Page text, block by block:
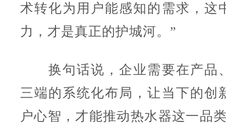
术转化为用户能感知的需求，这
力，才是真正的护城河。”
换句话说，企业需要在产品
三端的系统化布局，让当下的创
户心智，才能推动热水器这一品